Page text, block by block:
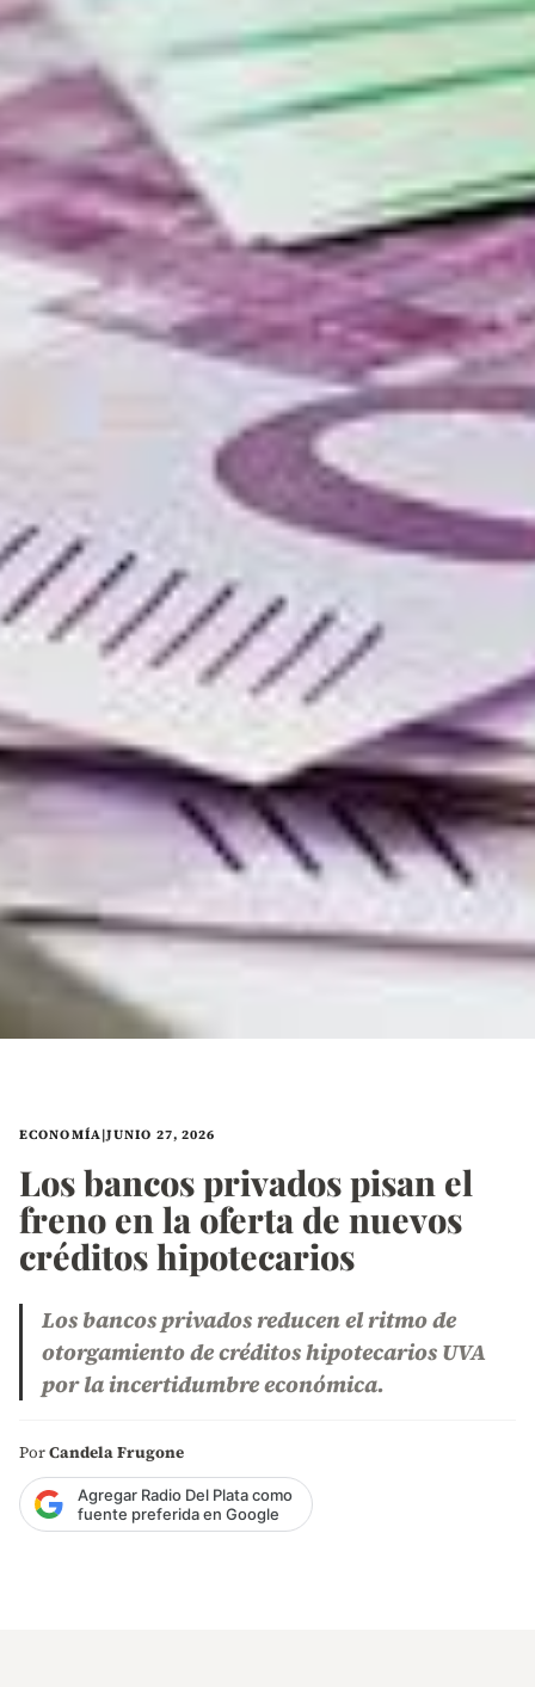
ECONOMÍA|JUNIO 27, 2026
Los bancos privados pisan el
freno en la oferta de nuevos
créditos hipotecarios
Los bancos privados reducen el ritmo de
otorgamiento de créditos hipotecarios UVA
por la incertidumbre económica.
PorCandela Frugone
Agregar Radio Del Plata como
fuente preferida en Google